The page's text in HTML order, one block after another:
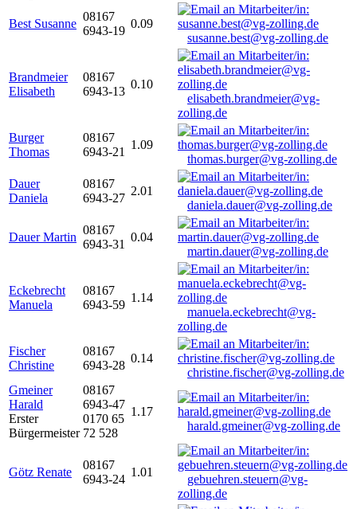
Best Susanne
08167
6943-19
0.09
susanne.best@vg-zolling.de
Brandmeier
Elisabeth
08167
6943-13
0.10
elisabeth.brandmeier@vg-
zolling.de
Burger
Thomas
08167
6943-21
1.09
thomas.burger@vg-zolling.de
Dauer
Daniela
08167
6943-27
2.01
daniela.dauer@vg-zolling.de
Dauer Martin
08167
6943-31
0.04
martin.dauer@vg-zolling.de
Eckebrecht
Manuela
08167
6943-59
1.14
manuela.eckebrecht@vg-
zolling.de
Fischer
Christine
08167
6943-28
0.14
christine.fischer@vg-zolling.de
Gmeiner
Harald
Erster
Bürgermeister
08167
6943-47
0170 65
72 528
1.17
harald.gmeiner@vg-zolling.de
Götz Renate
08167
6943-24
1.01
gebuehren.steuern@vg-
zolling.de